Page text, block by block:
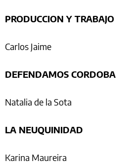
PRODUCCION Y TRABAJO
Carlos Jaime
DEFENDAMOS CORDOBA
Natalia de la Sota
LA NEUQUINIDAD
Karina Maureira